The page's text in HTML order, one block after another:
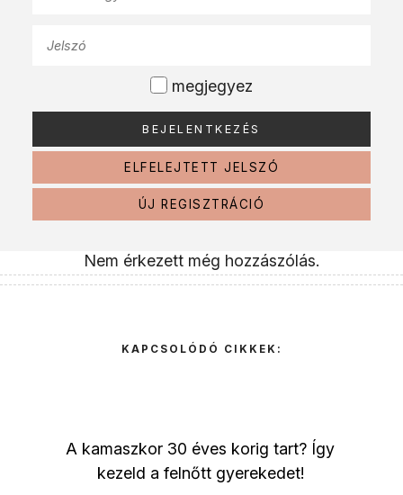
megjegyez
ELFELEJTETT JELSZÓ
ÚJ REGISZTRÁCIÓ
Nem érkezett még hozzászólás.
KAPCSOLÓDÓ CIKKEK:
A kamaszkor 30 éves korig tart? Így
kezeld a felnőtt gyerekedet!